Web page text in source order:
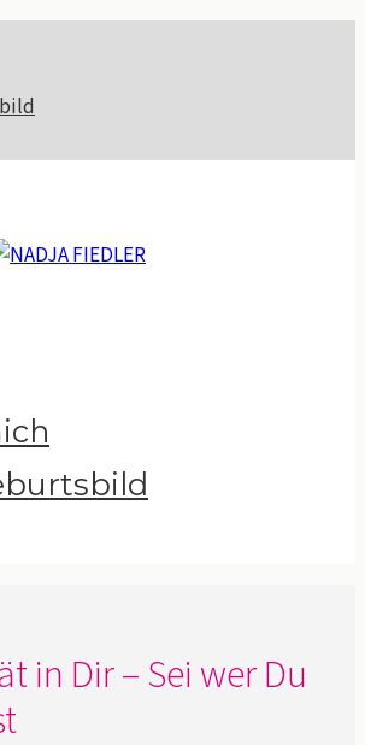
in Dir – Sei wer Du